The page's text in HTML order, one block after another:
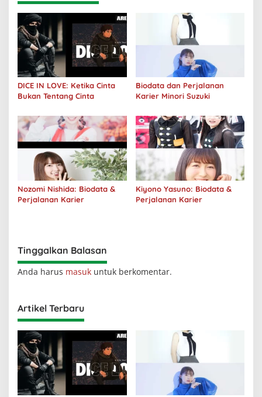
DICE IN LOVE: Ketika Cinta
Bukan Tentang Cinta
Biodata dan Perjalanan
Karier Minori Suzuki
Nozomi Nishida: Biodata &
Perjalanan Karier
Kiyono Yasuno: Biodata &
Perjalanan Karier
Tinggalkan Balasan
Anda harus masuk untuk berkomentar.
Artikel Terbaru